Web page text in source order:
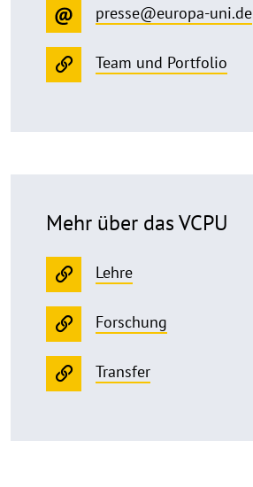
presse@europa-uni.de
Team und Portfolio
Mehr über das VCPU
Lehre
Forschung
Transfer